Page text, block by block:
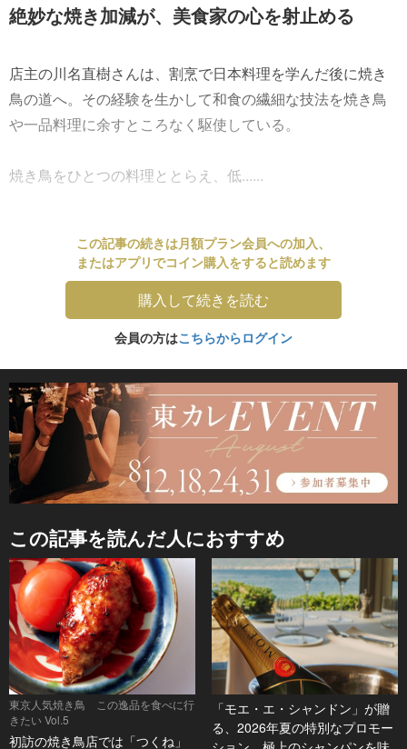
絶妙な焼き加減が、美食家の心を射止める
店主の川名直樹さんは、割烹で日本料理を学んだ後に焼き
鳥の道へ。その経験を生かして和食の繊細な技法を焼き鳥
や一品料理に余すところなく駆使している。
焼き鳥をひとつの料理ととらえ、低......
この記事の続きは月額プラン会員への加入、
またはアプリでコイン購入をすると読めます
購入して続きを読む
会員の方はこちらからログイン
この記事を読んだ人におすすめ
東京人気焼き鳥 この逸品を食べに行
きたい Vol.5
初訪の焼き鳥店では「つくね」
「モエ・エ・シャンドン」が贈
る、2026年夏の特別なプロモー